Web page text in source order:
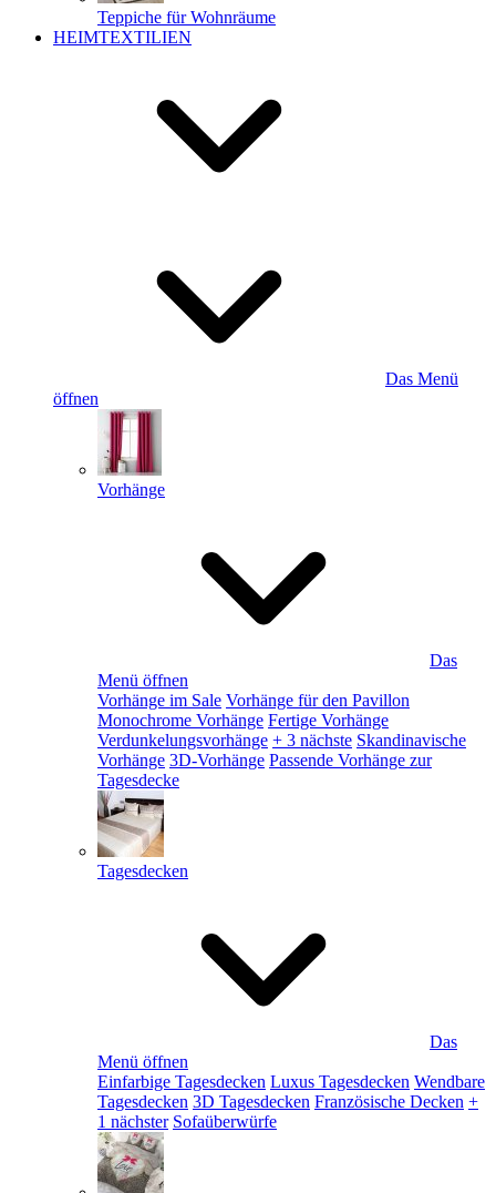
Teppiche für Wohnräume
HEIMTEXTILIEN
Das Menü
öffnen
Vorhänge
Das
Menü öffnen
Vorhänge im Sale Vorhänge für den Pavillon
Monochrome Vorhänge Fertige Vorhänge
Verdunkelungsvorhänge + 3 nächste Skandinavische
Vorhänge 3D-Vorhänge Passende Vorhänge zur
Tagesdecke
Tagesdecken
Das
Menü öffnen
Einfarbige Tagesdecken Luxus Tagesdecken Wendbare
Tagesdecken 3D Tagesdecken Französische Decken +
1 nächster Sofaüberwürfe